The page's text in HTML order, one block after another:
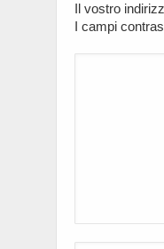
Il vostro
I campi